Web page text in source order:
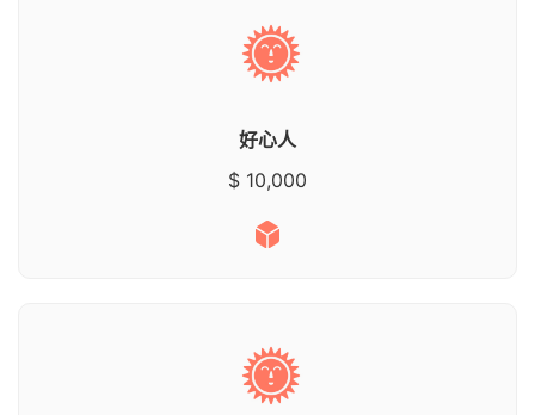
好心人
$ 10,000